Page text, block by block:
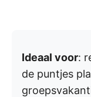
Ideaal voor:
de puntjes